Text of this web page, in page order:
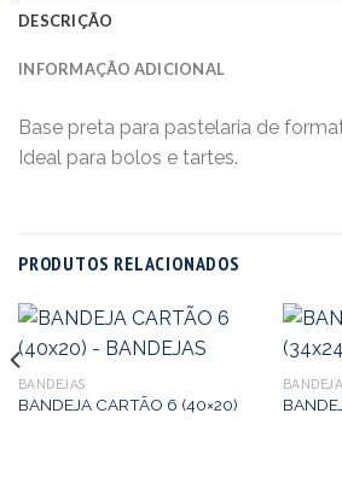
DESCRIÇÃO
INFORMAÇÃO ADICIONAL
Base preta para pastelaria de
Ideal para bolos e tartes.
PRODUTOS RELACIONADOS
BANDEJAS
BANDEJA CARTÃO 6 (40×20)